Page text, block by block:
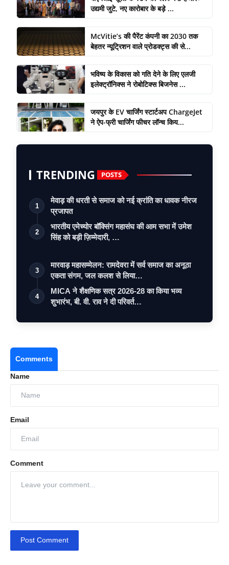
उद्यमी जुटे, नए कारोबार के बड़े ...
McVitie’s की पैरेंट कंपनी का 2030 तक
बेहतर न्यूट्रिशन वाले प्रोडक्ट्स की से...
भविष्य के विकास को गति देने के लिए एलजी
इलेक्ट्रॉनिक्स ने रोबोटिक्स बिजनेस ...
जयपुर के EV चार्जिंग स्टार्टअप ChargeJet
ने ऐप-फ्री चार्जिंग फीचर लॉन्च किय...
TRENDING POSTS
1
मेवाड़ की धरती से समाज को नई क्रांति का धावक नीरज
प्रजापत
2
भारतीय एमेच्योर बॉक्सिंग महासंघ की आम सभा में उमेश
सिंह को बड़ी ज़िम्मेदारी, …
3
मारवाड़ महासम्मेलन: रामदेवरा में सर्व समाज का अनूठा
एकता संगम, जल कलश से लिया…
4
MICA ने शैक्षणिक सत्र 2026-28 का किया भव्य
शुभारंभ, बी. वी. राव ने दी परिवर्त…
Comments
Name
Email
Comment
Post Comment